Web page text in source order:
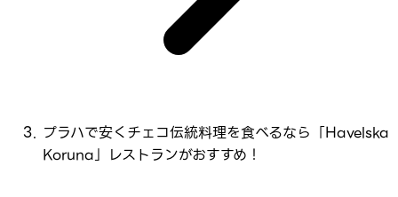
プラハで安くチェコ伝統料理を食べるなら「Havelska
Koruna」レストランがおすすめ！